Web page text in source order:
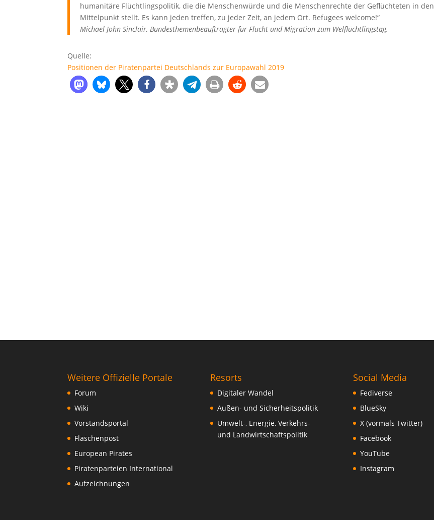
humanitäre Flüchtlingspolitik, die die Menschenwürde und die Menschenrechte der Geflüchteten in den
Mittelpunkt stellt. Es kann jeden treffen, zu jeder Zeit, an jedem Ort. Refugees welcome!“
Michael John Sinclair, Bundesthemenbeauftragter für Flucht und Migration zum Welflüchtlingstag.
Quelle:
Positionen der Piratenpartei Deutschlands zur Europawahl 2019
Weitere Offizielle Portale
Forum
Wiki
Vorstandsportal
Flaschenpost
European Pirates
Piratenparteien International
Aufzeichnungen
Resorts
Digitaler Wandel
Außen- und Sicherheitspolitik
Umwelt-, Energie, Verkehrs-
und Landwirtschaftspolitik
Social Media
Fediverse
BlueSky
X (vormals Twitter)
Facebook
YouTube
Instagram